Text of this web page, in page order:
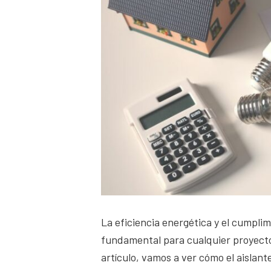
La eficiencia energética y el
fundamental para cualquier
artículo, vamos a ver cómo el